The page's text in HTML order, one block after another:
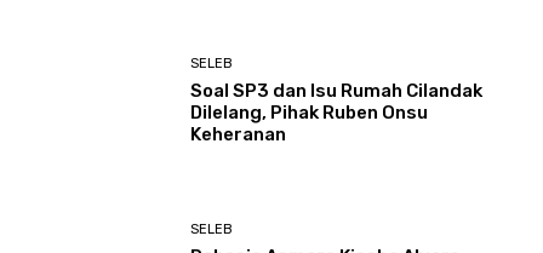
SELEB
Soal SP3 dan Isu Rumah Cilandak
Dilelang, Pihak Ruben Onsu
Keheranan
SELEB